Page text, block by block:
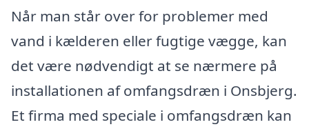
Når man står over for problemer med
vand i kælderen eller fugtige vægge, kan
det være nødvendigt at se nærmere på
installationen af omfangsdræn i Onsbjerg.
Et firma med speciale i omfangsdræn kan